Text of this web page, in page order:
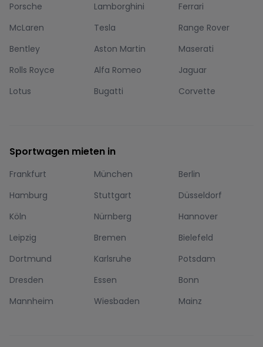
Porsche
Lamborghini
Ferrari
McLaren
Tesla
Range Rover
Bentley
Aston Martin
Maserati
Rolls Royce
Alfa Romeo
Jaguar
Lotus
Bugatti Corvette
Sportwagen mieten in
Frankfurt München
Berlin
Hamburg
Stuttgart
Düsseldorf
Köln
Nürnberg
Hannover
Leipzig
Bremen
Bielefeld
Dortmund
Karlsruhe
Potsdam
Dresden
Essen
Bonn
Mannheim
Wiesbaden Mainz